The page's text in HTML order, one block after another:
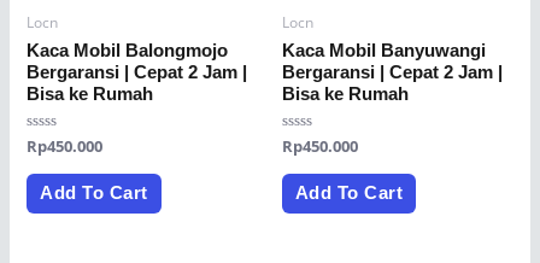
Locn
Kaca Mobil Balongmojo
Bergaransi | Cepat 2 Jam |
Bisa ke Rumah
Rated
out
Rp450.000
Add To Cart
Locn
Kaca Mobil Banyuwangi
Bergaransi | Cepat 2 Jam |
Bisa ke Rumah
Rated
out
Rp450.000
Add To Cart